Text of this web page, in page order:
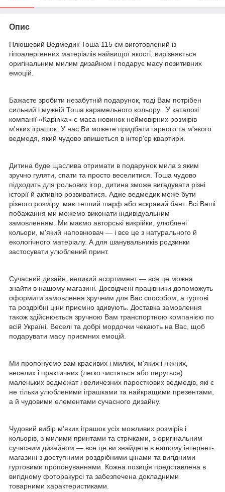
Опис
Плюшевий Ведмедик Тоша 115 см виготовлений із
гіпоалергенних матеріалів найвищої якості, вирізняється
оригінальним милим дизайном і подарує масу позитивних
емоцій.
Бажаєте зробити незабутній подарунок, тоді Вам потрібен
сильний і мужній Тоша карамельного кольору. У каталозі
компанії «Карinka» є маса новинок неймовірних розмірів
м'яких іграшок. У нас Ви можете придбати гарного та м'якого
ведмедя, який чудово впишеться в інтер'єр квартири.
Дитина буде щаслива отримати в подарунок мила з яким
зручно гуляти, спати та просто веселитися. Тоша чудово
підходить для рольових ігор, дитина зможе вигадувати різні
історії й активно розвиватися. Адже ведмедик може бути
різного розміру, має теплий шарф або яскравий бант. Всі Ваші
побажання ми можемо виконати індивідуальним
замовленням. Ми маємо авторські викрійки, улюблені
кольори, м'який наповнювач — і все це з натурального й
екологічного матеріалу. А для шанувальників родзинки
застосувати улюблений принт.
Сучасний дизайн, великий асортимент — все це можна
знайти в нашому магазині. Досвідчені працівники допоможуть
оформити замовлення зручним для Вас способом, а гуртові
та роздрібні ціни приємно здивують. Доставка замовлення
також здійснюється зручною Вам транспортною компанією по
всій Україні. Веселі та добрі мордочки чекають на Вас, щоб
подарувати масу приємних емоцій.
Ми пропонуємо вам красивих і милих, м'яких і ніжних,
веселих і практичних (легко чистяться або перуться)
маленьких ведмежат і величезних паросткових ведмедів, які є
не тільки улюбленими іграшками та найкращими презентами,
а й чудовими елементами сучасного дизайну.
Чудовий вибір м'яких іграшок усіх можливих розмірів і
кольорів, з милими принтами та стрічками, з оригінальним
сучасним дизайном — все це ви знайдете в нашому інтернет-
магазині з доступними роздрібними цінами та вигідними
гуртовими пропонуваннями. Кожна позиція представлена в
вигідному фоторакурсі та забезпечена докладними
товарними характеристиками.